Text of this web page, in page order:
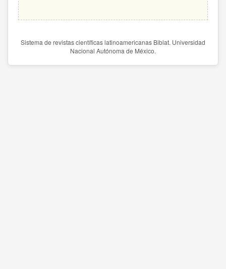
Sistema de revistas científicas latinoamericanas Biblat. Universidad
Nacional Autónoma de México.